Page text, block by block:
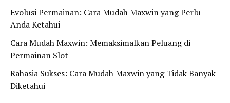
Evolusi Permainan: Cara Mudah Maxwin yang Perlu
Anda Ketahui
Cara Mudah Maxwin: Memaksimalkan Peluang di
Permainan Slot
Rahasia Sukses: Cara Mudah Maxwin yang Tidak Banyak
Diketahui